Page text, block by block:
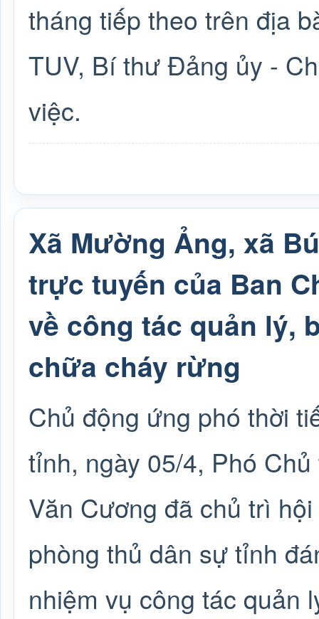
tháng tiếp theo trên địa
TUV, Bí thư Đảng ủy -
việc.
Xã Mường Ảng, xã
trực tuyến của Ban
về công tác quản lý,
chữa cháy rừng
Chủ động ứng phó thời
tỉnh, ngày 05/4, Phó
Văn Cương đã chủ trì
phòng thủ dân sự tỉnh
nhiệm vụ công tác quản